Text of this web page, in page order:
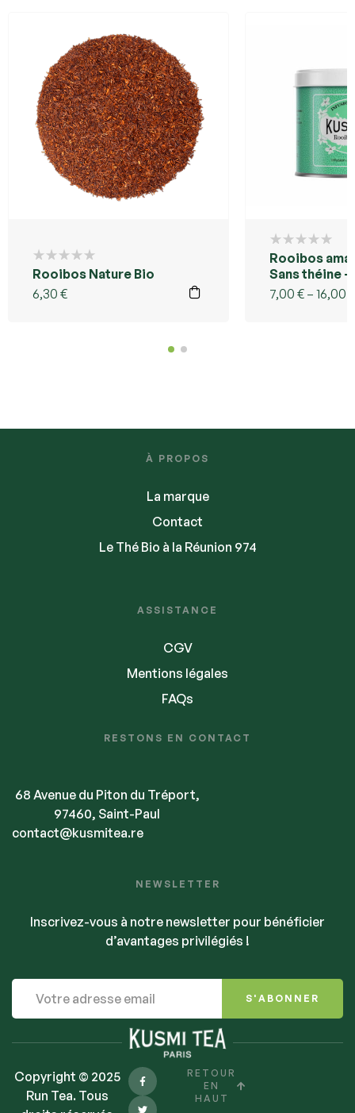
Rooibos Nature Bio
6,30 €
Rooibos
Sans théine –
Tea Réunion
7,00 €– 16,00
À PROPOS
La marque
Contact
Le Thé Bio à la Réunion 974
ASSISTANCE
CGV
Mentions légales
FAQs
RESTONS EN CONTACT
68 Avenue du Piton du Tréport,
97460, Saint-Paul
contact@kusmitea.re
NEWSLETTER
Inscrivez-vous à notre newsletter pour bénéficier
d’avantages privilégiés !
S'ABONNER
Copyright © 2025
Run Tea. Tous
RETOUR
EN
HAUT